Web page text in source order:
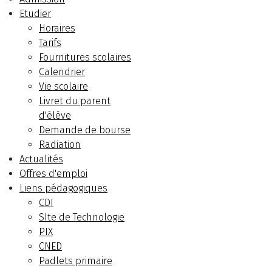
Etudier
Horaires
Tarifs
Fournitures scolaires
Calendrier
Vie scolaire
Livret du parent
d'élève
Demande de bourse
Radiation
Actualités
Offres d'emploi
Liens pédagogiques
CDI
SIte de Technologie
PIX
CNED
Padlets primaire